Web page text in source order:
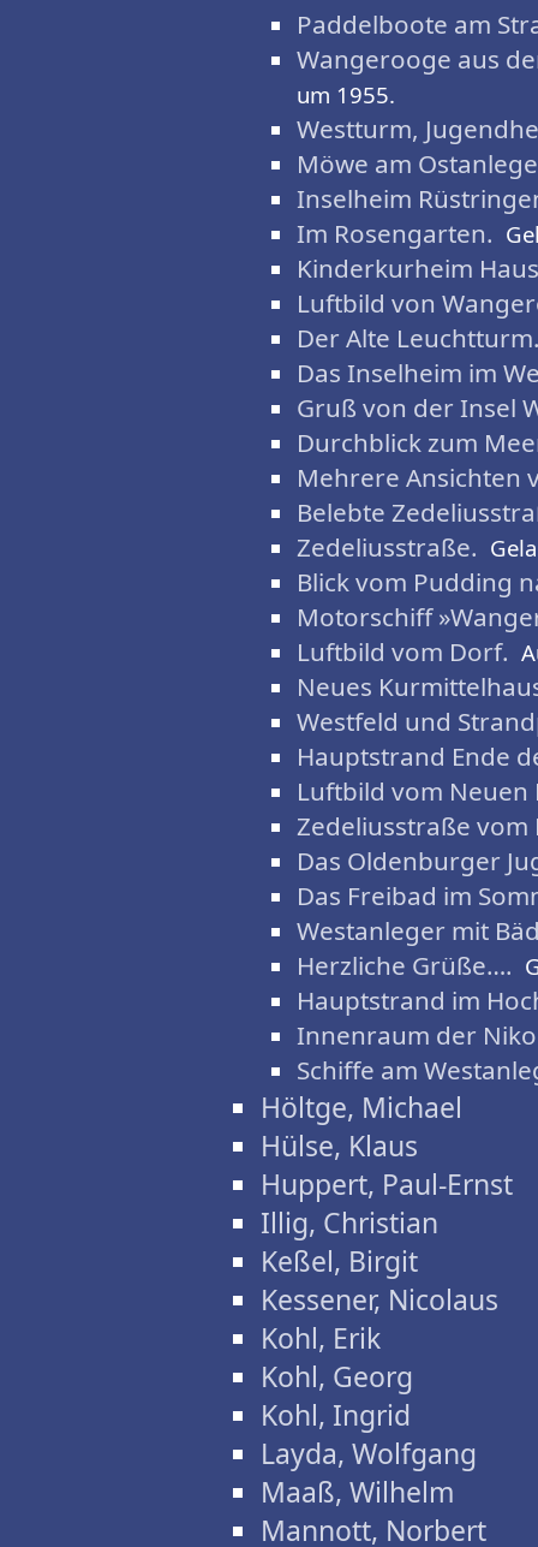
Paddelboote am
Wangerooge aus
um 1955.
Westturm,
Möwe am
Inselheim
Im Rosengarten.
Kinderkurheim
Luftbild von
Der Alte
Das Inselheim im
Gruß von der Insel
Durchblick zum
Mehrere Ansichten
Belebte
Zedeliusstraße.
Blick vom Pudding
Motorschiff
Luftbild vom Dorf.
Neues
Westfeld und
Hauptstrand Ende
Luftbild vom
Zedeliusstraße vom
Das Oldenburger
Das Freibad im
Westanleger mit
Herzliche Grüße….
Hauptstrand im
Innenraum der
Schiffe am
Höltge, Michael
Hülse, Klaus
Huppert, Paul-Ernst
Illig, Christian
Keßel, Birgit
Kessener, Nicolaus
Kohl, Erik
Kohl, Georg
Kohl, Ingrid
Layda, Wolfgang
Maaß, Wilhelm
Mannott, Norbert